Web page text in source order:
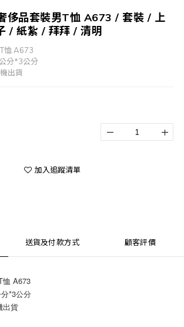
侈品套裝男T恤 A673 / 套裝 / 上
/ 紙紮 / 拜拜 / 清明
恤 A673
分*3公分
出貨
加入追蹤清單
送貨及付款方式 顧客評價
恤 A673
*3公分
出貨